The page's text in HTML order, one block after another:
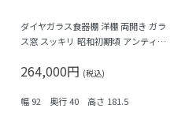
ダイヤガラス食器棚 洋棚 両開き ガラ
ス窓 スッキリ 昭和初期頃 アンティー
り
264,000円 (税込)
幅 92 奥行 40 高さ 181.5